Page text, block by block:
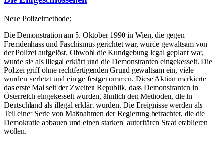
Neue Polizeimethode:
Die Demonstration am 5. Oktober 1990 in Wien, die gegen
Fremdenhass und Faschismus gerichtet war, wurde gewaltsam von
der Polizei aufgelöst. Obwohl die Kundgebung legal geplant war,
wurde sie als illegal erklärt und die Demonstranten eingekesselt. Die
Polizei griff ohne rechtfertigenden Grund gewaltsam ein, viele
wurden verletzt und einige festgenommen. Diese Aktion markierte
das erste Mal seit der Zweiten Republik, dass Demonstranten in
Österreich eingekesselt wurden, ähnlich den Methoden, die in
Deutschland als illegal erklärt wurden. Die Ereignisse werden als
Teil einer Serie von Maßnahmen der Regierung betrachtet, die die
Demokratie abbauen und einen starken, autoritären Staat etablieren
wollen.